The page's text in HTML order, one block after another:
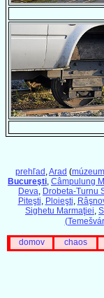
prehľad ,Arad (
Bucureşti, Câmpulung
Deva, Drobeta-Turnu
Piteşti, Ploieşti,
Sighetu Marmaţiei,
domov chaos